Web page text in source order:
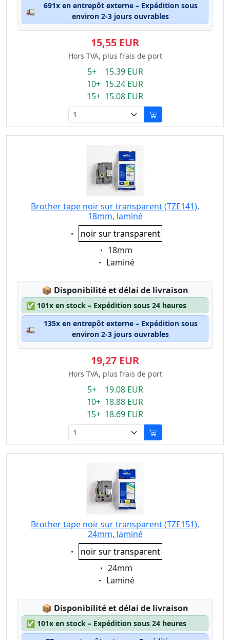
🚛
691x en entrepôt externe – Expédition sous
environ 2-3 jours ouvrables
15,55 EUR
Hors TVA, plus frais de port
5+ 15.39 EUR
10+ 15.24 EUR
15+ 15.08 EUR
Brother tape noir sur transparent (TZE141),
18mm, laminé
Eigenschaft:
noir sur transparent
Eigenschaft:
18mm
Eigenschaft:
Laminé
📦 Lagerstatus:
Disponibilité et délai de livraison
✅ 101x en stock – Expédition sous 24 heures
🚛
135x en entrepôt externe – Expédition sous
environ 2-3 jours ouvrables
19,27 EUR
Hors TVA, plus frais de port
5+ 19.08 EUR
10+ 18.88 EUR
15+ 18.69 EUR
Brother tape noir sur transparent (TZE151),
24mm, laminé
Eigenschaft:
noir sur transparent
Eigenschaft:
24mm
Eigenschaft:
Laminé
📦 Lagerstatus:
Disponibilité et délai de livraison
✅ 101x en stock – Expédition sous 24 heures